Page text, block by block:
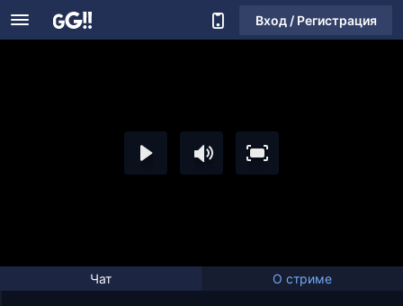
Вход / Регистрация
Чат О стриме